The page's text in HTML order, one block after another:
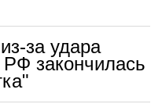
за удара
закончилась